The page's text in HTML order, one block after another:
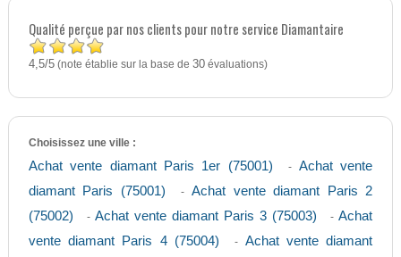
Qualité perçue par nos clients pour notre service Diamantaire
4,5/5(note établie sur la base de 30évaluations)
Choisissez une ville :
Achat vente diamant Paris 1er (75001) - Achat vente
diamant Paris (75001)
-Achat vente diamant Paris 2
(75002)
- Achat vente diamant Paris 3 (75003) -Achat
vente diamant Paris 4 (75004)
- Achat vente diamant